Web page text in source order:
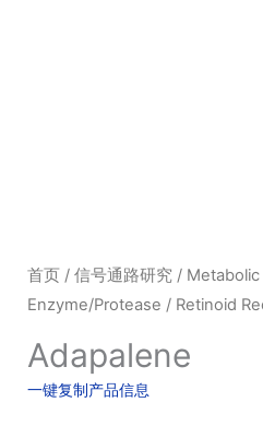
首页/ 信号通路研究/ Metabolic
Enzyme/Protease / Retinoid
Adapalene
一键复制产品信息